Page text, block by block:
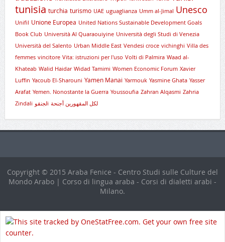
tunisia turchia turismo UAE uguaglianza Umm al-Jimal Unesco
Unifil Unione Europea United Nations Sustainable Development Goals
Book Club Università Al Quaraouiyine Università degli Studi di Venezia
Università del Salento Urban Middle East Vendesi croce vichinghi Villa des
femmes vincitore Vita: istruzioni per l'uso Volti di Palmira Waad al-
Khateab Walid Haidar Widad Tamimi Women Economic Forum Xavier
Luffin Yacoub El-Sharouni Yamen Manai Yarmouk Yasmine Ghata Yasser
Arafat Yemen. Nonostante la Guerra Youssoufia Zahran Alqasmi Zahria
Zindali
لجنقوi لكل المقهورين أجنحة
Copyright © 2015 Araba Fenice - Centro Studi sulle Culture del
Mondo Arabo | Corso di lingua araba - Corsi di dialetti arabi -
Milano.